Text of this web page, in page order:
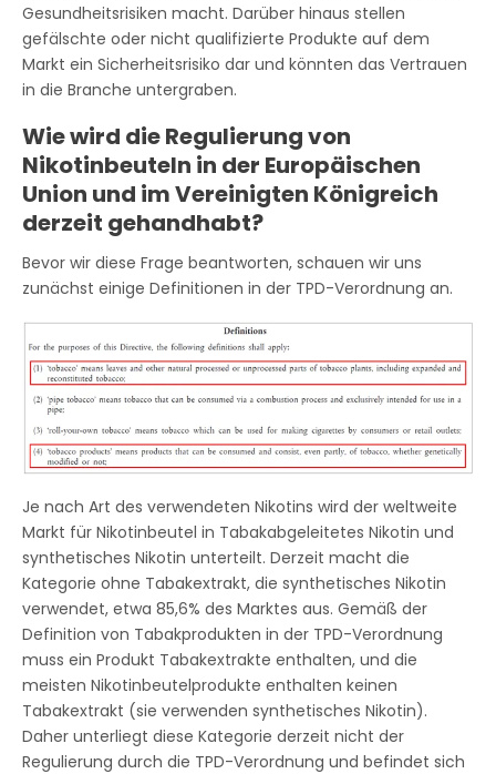
Gesundheitsrisiken macht. Darüber hinaus stellen
gefälschte oder nicht qualifizierte Produkte auf dem
Markt ein Sicherheitsrisiko dar und könnten das Vertrauen
in die Branche untergraben.
Wie wird die Regulierung von
Nikotinbeuteln in der Europäischen
Union und im Vereinigten Königreich
derzeit gehandhabt?
Bevor wir diese Frage beantworten, schauen wir uns
zunächst einige Definitionen in der TPD-Verordnung an.
Je nach Art des verwendeten Nikotins wird der weltweite
Markt für Nikotinbeutel in Tabakabgeleitetes Nikotin und
synthetisches Nikotin unterteilt. Derzeit macht die
Kategorie ohne Tabakextrakt, die synthetisches Nikotin
verwendet, etwa 85,6% des Marktes aus. Gemäß der
Definition von Tabakprodukten in der TPD-Verordnung
muss ein Produkt Tabakextrakte enthalten, und die
meisten Nikotinbeutelprodukte enthalten keinen
Tabakextrakt (sie verwenden synthetisches Nikotin).
Daher unterliegt diese Kategorie derzeit nicht der
Regulierung durch die TPD-Verordnung und befindet sich